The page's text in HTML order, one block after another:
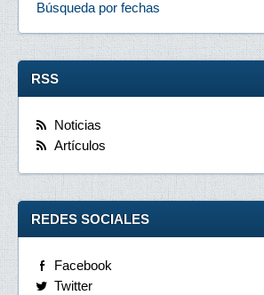
Búsqueda por fechas
RSS
Noticias
Artículos
REDES SOCIALES
Facebook
Twitter